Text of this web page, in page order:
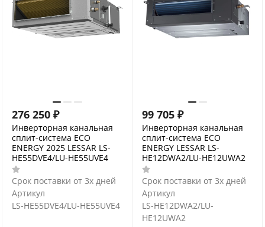
276 250 ₽
Инверторная канальная
сплит-система ECO
ENERGY 2025 LESSAR LS-
HE55DVE4/LU-HE55UVE4
Срок поставки от 3х дней
Артикул
LS-HE55DVE4/LU-HE55UVE4
99 705 ₽
Инверторная канальная
сплит-система ECO
ENERGY LESSAR LS-
HE12DWA2/LU-HE12UWA2
Срок поставки от 3х дней
Артикул
LS-HE12DWA2/LU-
HE12UWA2